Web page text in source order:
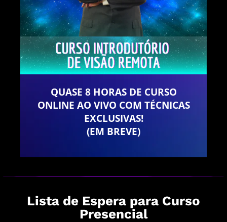
QUASE 8 HORAS DE CURSO
ONLINE AO VIVO COM TÉCNICAS
EXCLUSIVAS!
(EM BREVE)
Lista de Espera para Curso
Presencial